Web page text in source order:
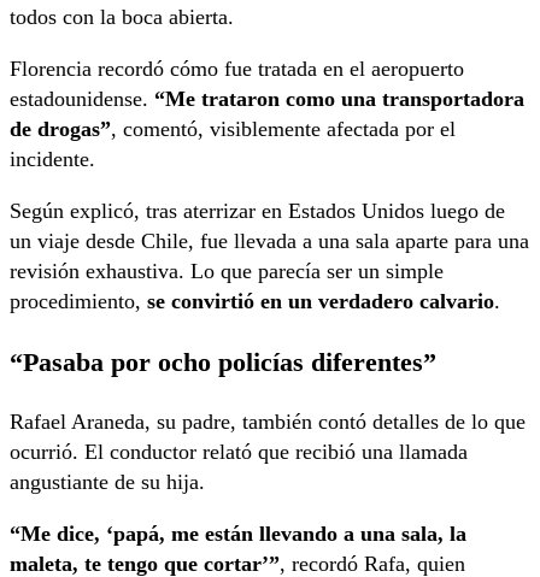
todos con la boca abierta.
Florencia recordó cómo fue tratada en el aeropuerto
estadounidense. “Me trataron como una transportadora
de drogas”, comentó, visiblemente afectada por el
incidente.
Según explicó, tras aterrizar en Estados Unidos luego de
un viaje desde Chile, fue llevada a una sala aparte para una
revisión exhaustiva. Lo que parecía ser un simple
procedimiento, se convirtió en un verdadero calvario.
“Pasaba por ocho policías diferentes”
Rafael Araneda, su padre, también contó detalles de lo que
ocurrió. El conductor relató que recibió una llamada
angustiante de su hija.
“Me dice, ‘papá, me están llevando a una sala, la
maleta, te tengo que cortar’”, recordó Rafa, quien